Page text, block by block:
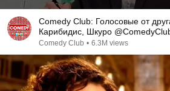
Comedy Club: Голосовые от
Карибидис, Шкуро
Comedy Club • 6.3M views